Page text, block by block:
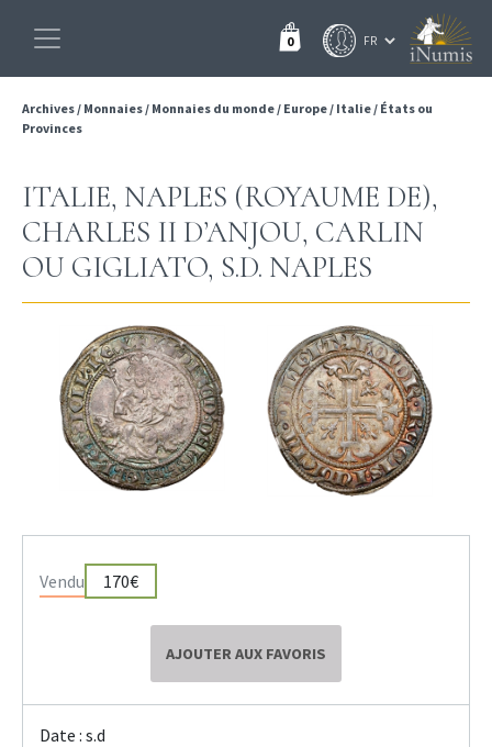
0
Archives/ Monnaies/ Monnaies du monde/ Europe/ Italie/ États ou
Provinces
ITALIE, NAPLES (ROYAUME DE),
CHARLES II D’ANJOU, CARLIN
OU GIGLIATO, S.D. NAPLES
Vendu 170€
AJOUTER AUX FAVORIS
Date : s.d